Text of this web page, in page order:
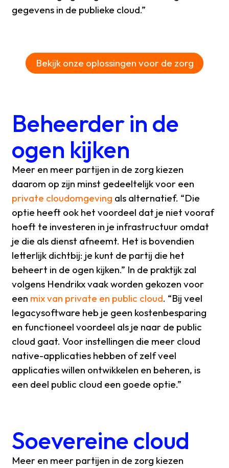
gegevens in de publieke cloud.”
Bekijk onze oplossingen voor de zorg
Beheerder in de
ogen kijken
Meer en meer partijen in de zorg kiezen
daarom op zijn minst gedeeltelijk voor een
private cloudomgeving als alternatief. “Die
optie heeft ook het voordeel dat je niet vooraf
hoeft te investeren in je infrastructuur omdat
je die als dienst afneemt. Het is bovendien
letterlijk dichtbij: je kunt de partij die het
beheert in de ogen kijken.” In de praktijk zal
volgens Hendrikx vaak worden gekozen voor
een mix van private en public cloud. “Bij veel
legacysoftware heb je geen kostenbesparing
en functioneel voordeel als je naar de public
cloud gaat. Voor instellingen die meer cloud
native-applicaties hebben of zelf veel
applicaties willen ontwikkelen en beheren, is
een deel public cloud een goede optie.”
Soevereine cloud
Meer en meer partijen in de zorg kiezen